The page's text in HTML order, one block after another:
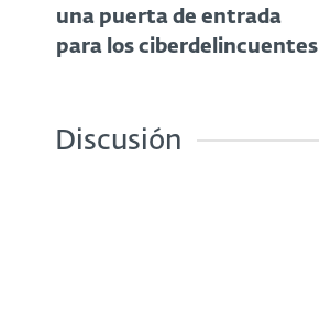
una puerta de entrada
para los ciberdelincuentes
Discusión